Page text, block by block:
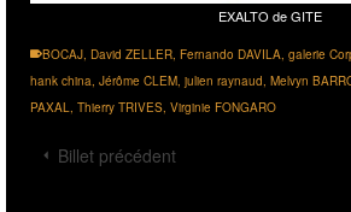
EXALTO de GITE
BOCAJ, David ZELLER, Fernando DAVILA, galerie
hank china, Jérôme CLEM, julien raynaud, Melvyn
PAXAL, Thierry TRIVES, Virginie FONGARO
Billet précédent